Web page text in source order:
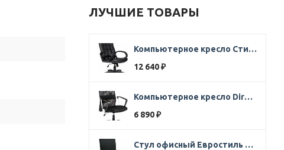
ЛУЧШИЕ ТОВАРЫ
Компьютерное кресло Стиль Ультра SOFT кожа черная
12 640 ₽
Компьютерное кресло Direct ткань черная
6 890 ₽
Стул офисный Евростиль 250 (стул сбербанк) кожзам черный